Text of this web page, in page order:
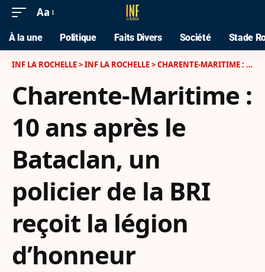
Aa
À la une Politique Faits Divers Société Stade
INF LA ROCHELLE>INF LA ROCHELLE>CHARENTE-MARITIME : 10 ANS APRÈS LE BATACLAN, UN POLICIER DE LA BRI REÇOIT LA LÉGION D’HONNEUR
Charente-Maritime :
10 ans après le
Bataclan, un
policier de la BRI
reçoit la légion
d’honneur